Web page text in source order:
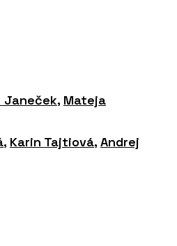
Janeček, Mateja
, Karin Tajtiová, Andrej